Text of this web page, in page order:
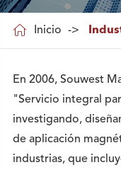
 Inicio
En 2006, Souwest
"Servicio integral
investigando,
de aplicación
industrias, que